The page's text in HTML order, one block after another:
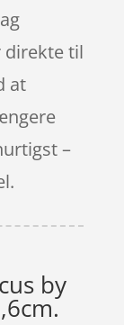
direkte til
at
–
by